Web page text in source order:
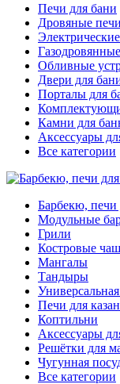
Печи для бани
Дровяные печи
Обливные
Двери для
Порталы для
Камни для
Аксессуары
Все категории
Барбекю, печи
Модульные
Грили
Костровые
Мангалы
Тандыры
Печи для
Коптильни
Аксессуары
Решётки для
Чугунная
Все категории